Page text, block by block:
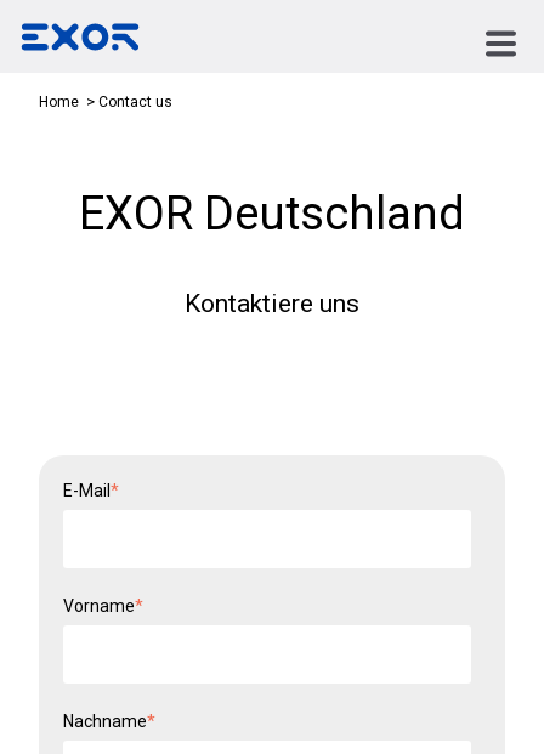
Home Contact us
EXOR Deutschland
Kontaktiere uns
E-Mail *
Vorname*
Nachname*